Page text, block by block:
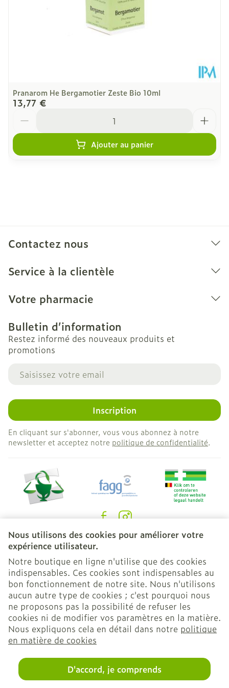
Nous utilisons des cookies pour améliorer votre
expérience utilisateur.
Notre boutique en ligne n'utilise que des cookies
indispensables. Ces cookies sont indispensables au
bon fonctionnement de notre site. Nous n'utilisons
aucun autre type de cookies ; c'est pourquoi nous
ne proposons pas la possibilité de refuser les
cookies ni de modifier vos paramètres en la matière.
Nous expliquons cela en détail dans notre politique
en matière de cookies
D'accord, je comprends
Bio
Température ambiante (15°C -
Pranarom He Bergamotier Zeste Bio 10ml
13,77 €
Ajouter au panier
Contactez nous
Service à la clientèle
Votre pharmacie
Bulletin d’information
Restez informé des nouveaux produits et
promotions
Adresse mail
Inscription
En cliquant sur s'abonner, vous vous abonnez à notre
newsletter et acceptez notre politique de confidentialité.
Liens légaux